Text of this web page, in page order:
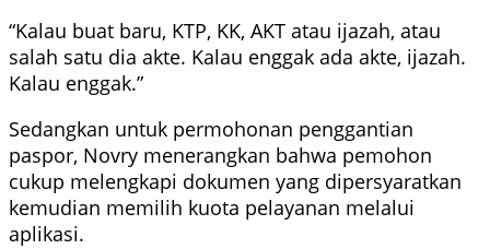
“Kalau buat baru, KTP, KK, AKT atau ijazah, atau
salah satu dia akte. Kalau enggak ada akte, ijazah.
Kalau enggak.”
Sedangkan untuk permohonan penggantian
paspor, Novry menerangkan bahwa pemohon
cukup melengkapi dokumen yang dipersyaratkan
kemudian memilih kuota pelayanan melalui
aplikasi.